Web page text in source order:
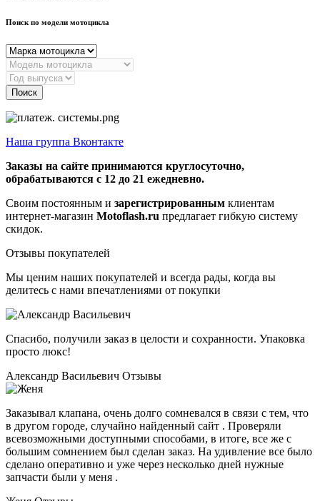
Поиск по модели мотоцикла
Поиск
Наша группа Вконтакте
Заказы на сайте принимаются круглосуточно,
обрабатываются с 12 до 21 ежедневно.
Своим постоянным и зарегистрированным клиентам
интернет-магазин Motoflash.ru предлагает гибкую систему
скидок.
Отзывы покупателей
Мы ценим наших покупателей и всегда рады, когда вы
делитесь с нами впечатлениями от покупки
Спасибо, получили заказ в целости и сохранности. Упаковка
просто люкс!
Александр Васильевич Отзывы
Заказывал клапана, очень долго сомневался в связи с тем, что
в другом городе, случайно найденный сайт . Проверяли
всевозможными доступными способами, в итоге, все же с
большим сомнением был сделан заказ. На удивление все было
сделано оперативно и уже через несколько дней нужные
запчасти были у меня .